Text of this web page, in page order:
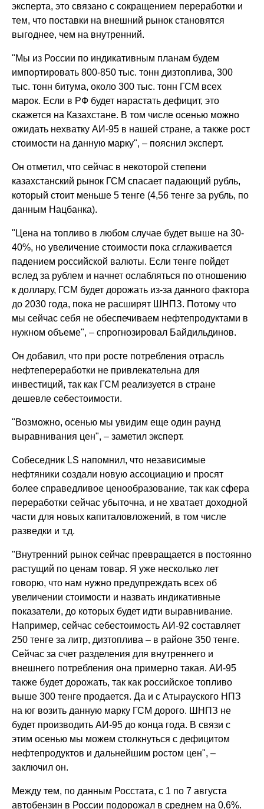
эксперта, это связано с сокращением переработки и
тем, что поставки на внешний рынок становятся
выгоднее, чем на внутренний.
"Мы из России по индикативным планам будем
импортировать 800-850 тыс. тонн дизтоплива, 300
тыс. тонн битума, около 300 тыс. тонн ГСМ всех
марок. Если в РФ будет нарастать дефицит, это
скажется на Казахстане. В том числе осенью можно
ожидать нехватку АИ-95 в нашей стране, а также рост
стоимости на данную марку", – пояснил эксперт.
Он отметил, что сейчас в некоторой степени
казахстанский рынок ГСМ спасает падающий рубль,
который стоит меньше 5 тенге (4,56 тенге за рубль, по
данным Нацбанка).
"Цена на топливо в любом случае будет выше на 30-
40%, но увеличение стоимости пока сглаживается
падением российской валюты. Если тенге пойдет
вслед за рублем и начнет ослабляться по отношению
к доллару, ГСМ будет дорожать из-за данного фактора
до 2030 года, пока не расширят ШНПЗ. Потому что
мы сейчас себя не обеспечиваем нефтепродуктами в
нужном объеме", – спрогнозировал Байдильдинов.
Он добавил, что при росте потребления отрасль
нефтепереработки не привлекательна для
инвестиций, так как ГСМ реализуется в стране
дешевле себестоимости.
"Возможно, осенью мы увидим еще один раунд
выравнивания цен", – заметил эксперт.
Собеседник LS напомнил, что независимые
нефтяники создали новую ассоциацию и просят
более справедливое ценообразование, так как сфера
переработки сейчас убыточна, и не хватает доходной
части для новых капиталовложений, в том числе
разведки и т.д.
"Внутренний рынок сейчас превращается в постоянно
растущий по ценам товар. Я уже несколько лет
говорю, что нам нужно предупреждать всех об
увеличении стоимости и назвать индикативные
показатели, до которых будет идти выравнивание.
Например, сейчас себестоимость АИ-92 составляет
250 тенге за литр, дизтоплива – в районе 350 тенге.
Сейчас за счет разделения для внутреннего и
внешнего потребления она примерно такая. АИ-95
также будет дорожать, так как российское топливо
выше 300 тенге продается. Да и с Атырауского НПЗ
на юг возить данную марку ГСМ дорого. ШНПЗ не
будет производить АИ-95 до конца года. В связи с
этим осенью мы можем столкнуться с дефицитом
нефтепродуктов и дальнейшим ростом цен", –
заключил он.
Между тем, по данным Росстата, с 1 по 7 августа
автобензин в России подорожал в среднем на 0,6%.